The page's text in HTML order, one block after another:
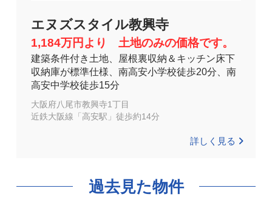
エヌズスタイル教興寺
1,184万円より 土地のみの価格です。
建築条件付き土地、屋根裏収納＆キッチン床下
収納庫が標準仕様、南高安小学校徒歩20分、南
高安中学校徒歩15分
大阪府八尾市教興寺1丁目
近鉄大阪線「高安駅」徒歩約14分
詳しく見る
過去見た物件